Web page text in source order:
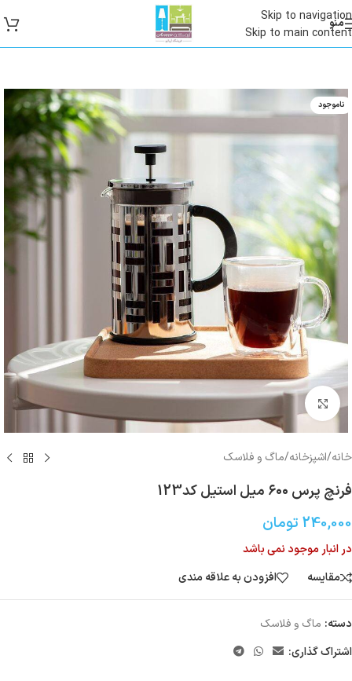
Skip to navigation
Skip to main content
منو
ناموجود
بزرگنمایی تصویر
خانه/اشپزخانه/ماگ و فلاسک
فرنچ پرس ۶۰۰ میل استیل کد123
240,000 تومان
در انبار موجود نمی باشد
مقایسه
افزودن به علاقه مندی
دسته: ماگ و فلاسک
اشتراک گذاری: